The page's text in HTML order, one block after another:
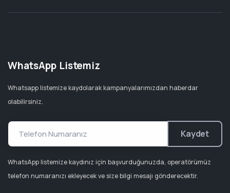
WhatsApp Listemiz
Whatsapp listemize kaydolarak kampanyalarımızdan haberdar
olabilirsiniz.
Kaydet
WhatsApp listemize kaydınız için başvurduğunuzda, operatörümüz
telefon numaranızı ekleyecek ve size bilgi mesajı gönderecektir.